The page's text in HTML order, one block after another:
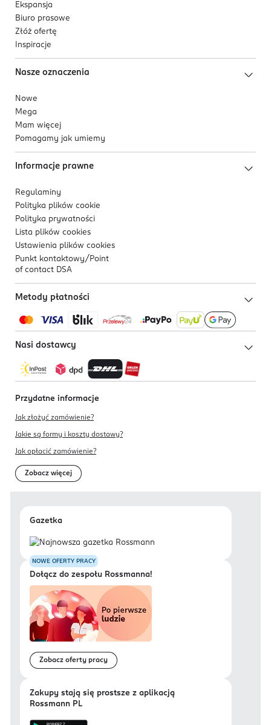
Ekspansja
Biuro prasowe
Złóż ofertę
Inspiracje
Nasze oznaczenia
Nowe
Mega
Mam więcej
Pomagamy jak umiemy
Informacje prawne
Regulaminy
Polityka plików cookie
Polityka prywatności
Lista plików cookies
Ustawienia plików cookies
Punkt kontaktowy/ Point
of contact DSA
Metody płatności
Nasi dostawcy
Przydatne informacje
Jak złożyć zamówienie?
Jakie są formy i koszty dostawy?
Jak opłacić zamówienie?
Zobacz więcej
Gazetka
NOWE OFERTY PRACY
Dołącz do zespołu Rossmanna!
Zobacz oferty pracy
Zakupy stają się prostsze z aplikacją
Rossmann PL